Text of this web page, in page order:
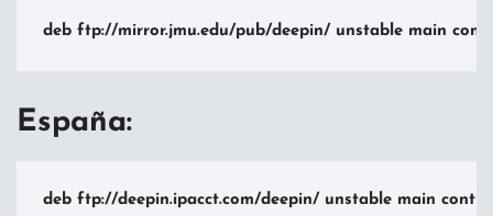
deb ftp://mirror.jmu.edu/pub/deepin/ unstable main
España:
deb ftp://deepin.ipacct.com/deepin/ unstable main